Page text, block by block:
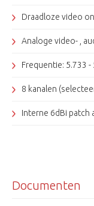
Draadloze video
Analoge video- ,
Frequentie: 5.733 -
8 kanalen
Interne 6dBi patch
Afmetingen
Documenten